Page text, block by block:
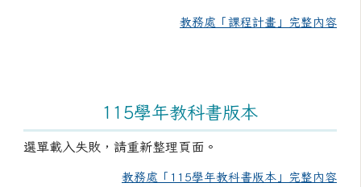
教務處「課程計畫」完整內容
115學年教科書版本
選單載入失敗，請重新整理頁面。
教務處「115學年教科書版本」完整內容